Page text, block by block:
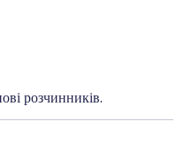
розчинників.